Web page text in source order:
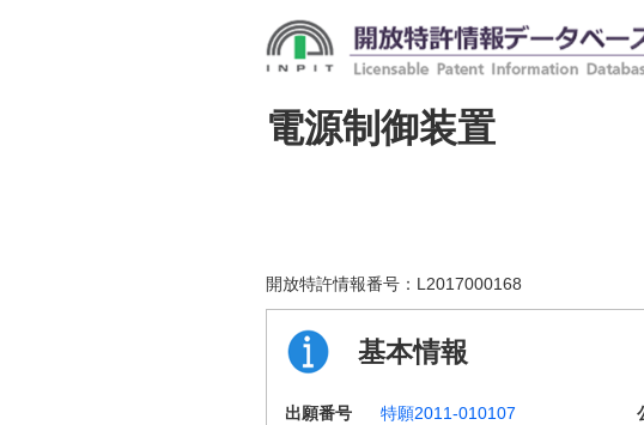
電源制御装置
開放特許情報番号： L2017000168
基本情報
出願番号 特願2011-010107